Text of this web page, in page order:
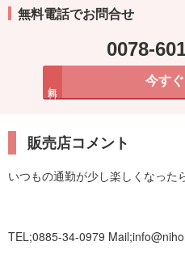
無料電話でお問合せ
0078-
今す
販売店コメント
いつもの通勤が少し楽しくなった
TEL;0885-34-0979